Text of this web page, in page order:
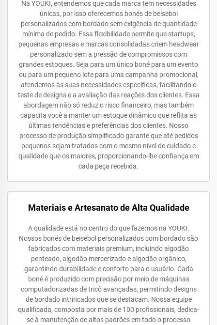
Na YOUKI, entendemos que cada marca tem necessidades
únicas, por isso oferecemos bonés de beisebol
personalizados com bordado sem exigência de quantidade
mínima de pedido. Essa flexibilidade permite que startups,
pequenas empresas e marcas consolidadas criem headwear
personalizado sem a pressão de compromissos com
grandes estoques. Seja para um único boné para um evento
ou para um pequeno lote para uma campanha promocional,
atendemos às suas necessidades específicas, facilitando o
teste de designs e a avaliação das reações dos clientes. Essa
abordagem não só reduz o risco financeiro, mas também
capacita você a manter um estoque dinâmico que reflita as
últimas tendências e preferências dos clientes. Nosso
processo de produção simplificado garante que até pedidos
pequenos sejam tratados com o mesmo nível de cuidado e
qualidade que os maiores, proporcionando-lhe confiança em
cada peça recebida.
Materiais e Artesanato de Alta Qualidade
A qualidade está no centro do que fazemos na YOUKI.
Nossos bonés de beisebol personalizados com bordado são
fabricados com materiais premium, incluindo algodão
penteado, algodão mercerizado e algodão orgânico,
garantindo durabilidade e conforto para o usuário. Cada
boné é produzido com precisão por meio de máquinas
computadorizadas de tricô avançadas, permitindo designs
de bordado intrincados que se destacam. Nossa equipe
qualificada, composta por mais de 100 profissionais, dedica-
se à manutenção de altos padrões em todo o processo